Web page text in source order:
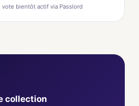
vote bientôt actif via Passlord
collection